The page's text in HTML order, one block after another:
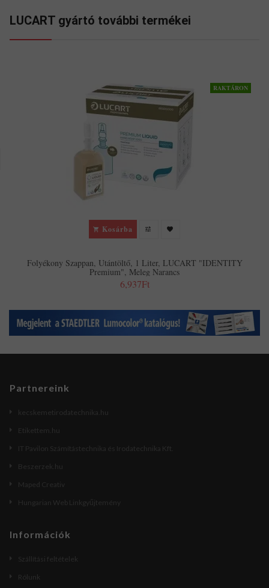
LUCART gyártó további termékei
RAKTÁRON
Kosárba
Folyékony Szappan, Utántöltő, 1 Liter, LUCART "IDENTITY
Premium", Meleg Narancs
6,937Ft
Partnereink
kecskemetirodatechnika.hu
Etikettem.hu
IT Pavilon Számítástechnika és Irodatechnika Kft.
Beszerzek.hu
Maped Creativ
Hungarian Web Linkgyűjtemény
Információk
Szállítási feltételek
Rólunk